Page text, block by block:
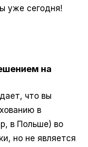
уже сегодня!
на
что вы
в
в Польше) во
но не является